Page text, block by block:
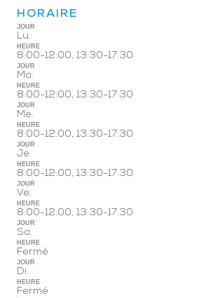
HORAIRE
JOUR
Lu.
HEURE
8:00-12:00, 13:30-17:30
JOUR
Ma.
HEURE
8:00-12:00, 13:30-17:30
JOUR
Me.
HEURE
8:00-12:00, 13:30-17:30
JOUR
Je.
HEURE
8:00-12:00, 13:30-17:30
JOUR
Ve.
HEURE
8:00-12:00, 13:30-17:30
JOUR
Sa.
HEURE
Fermé
JOUR
Di.
HEURE
Fermé